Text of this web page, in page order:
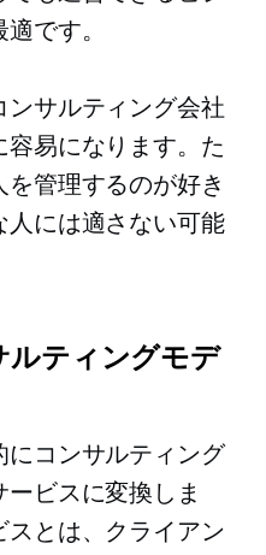
です。
サルティング会社
易になります。た
管理するのが好き
人には適さない可能
ルティングモデ
にコンサルティング
ビスに変換しま
とは、クライアン